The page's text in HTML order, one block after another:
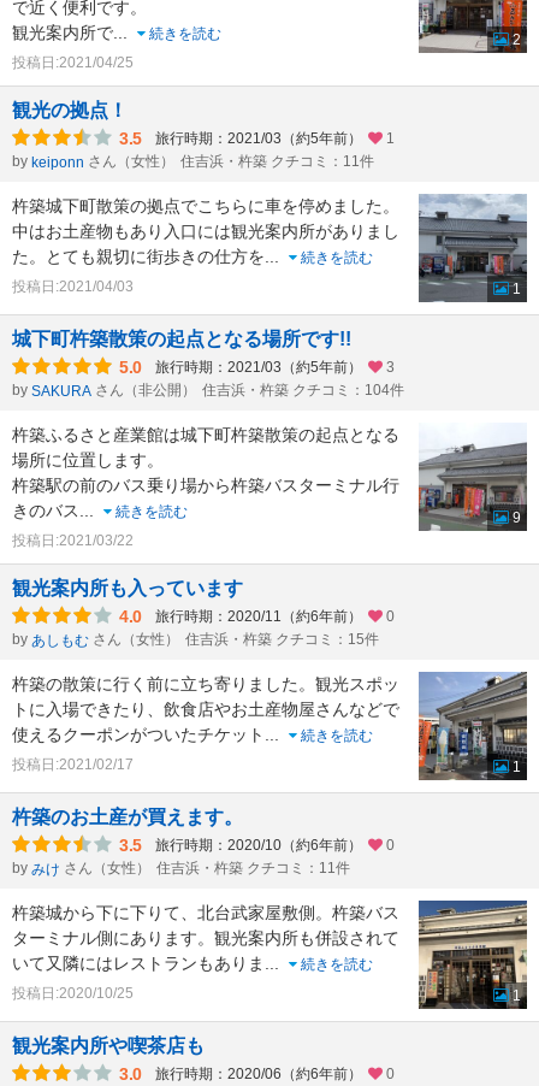
で近く便利です。
観光案内所で...
続きを読む
投稿日:2021/04/25
2
観光の拠点！
3.5 旅行時期：2021/03（約5年前）
1
by keiponn さん（女性） 住吉浜・杵築 クチコミ：11件
杵築城下町散策の拠点でこちらに車を停めました。
中はお土産物もあり入口には観光案内所がありまし
た。とても親切に街歩きの仕方を...
続きを読む
投稿日:2021/04/03
1
城下町杵築散策の起点となる場所です!!
5.0 旅行時期：2021/03（約5年前）
3
by SAKURA さん（非公開） 住吉浜・杵築 クチコミ：104件
杵築ふるさと産業館は城下町杵築散策の起点となる
場所に位置します。
杵築駅の前のバス乗り場から杵築バスターミナル行
きのバス...
続きを読む
投稿日:2021/03/22
9
観光案内所も入っています
4.0 旅行時期：2020/11（約6年前）
0
by あしもむ さん（女性） 住吉浜・杵築 クチコミ：15件
杵築の散策に行く前に立ち寄りました。観光スポッ
トに入場できたり、飲食店やお土産物屋さんなどで
使えるクーポンがついたチケット ...
続きを読む
投稿日:2021/02/17
1
杵築のお土産が買えます。
3.5 旅行時期：2020/10（約6年前）
0
by みけ さん（女性） 住吉浜・杵築 クチコミ：11件
杵築城から下に下りて、北台武家屋敷側。杵築バス
ターミナル側にあります。観光案内所も併設されて
いて又隣にはレストランもありま ...
続きを読む
投稿日:2020/10/25
1
観光案内所や喫茶店も
3.0 旅行時期：2020/06（約6年前）
0